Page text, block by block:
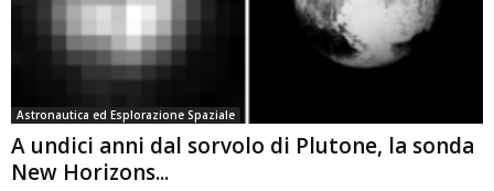
Astronautica ed Esplorazione Spaziale
A undici anni dal sorvolo di Plutone, la sonda
New Horizons...